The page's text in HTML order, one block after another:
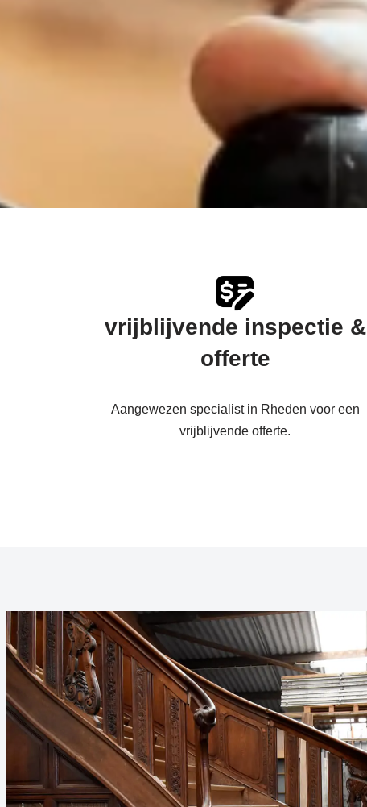
vrijblijvende inspectie &
offerte
Aangewezen specialist in Rheden voor een
vrijblijvende offerte.